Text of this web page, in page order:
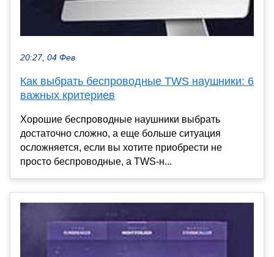
20:27, 04 Фев
Как выбрать беспроводные TWS наушники: 6
важных критериев
Хорошие беспроводные наушники выбрать
достаточно сложно, а еще больше ситуация
осложняется, если вы хотите приобрести не
просто беспроводные, а TWS-н...